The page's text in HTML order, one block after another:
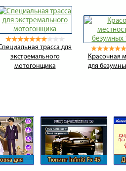
трасса для
экстремального
мотогонщика
Красочная
для
для
Тюнинг Infiniti Fx 45